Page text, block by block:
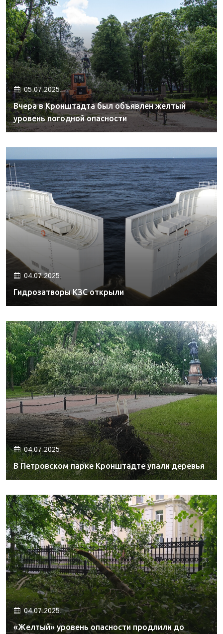
05.07.2025.
Вчера в Кронштадта был объявлен желтый
уровень погодной опасности
04.07.2025.
Гидрозатворы КЗС открыли
04.07.2025.
В Петровском парке Кронштадте упали деревья
04.07.2025.
«Желтый» уровень опасности продлили до